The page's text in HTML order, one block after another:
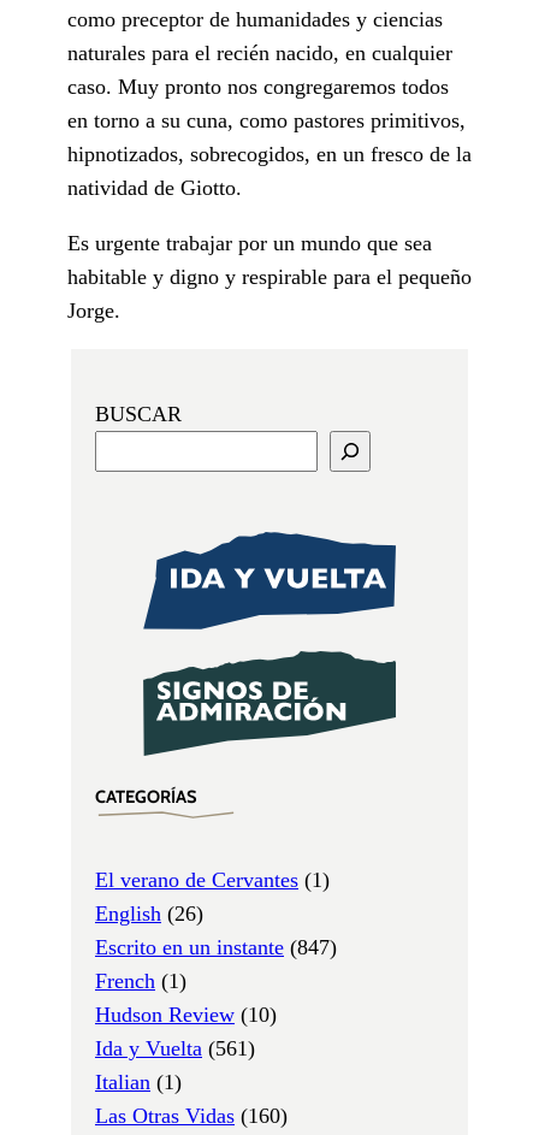
como preceptor de humanidades y ciencias
naturales para el recién nacido, en cualquier
caso. Muy pronto nos congregaremos todos
en torno a su cuna, como pastores primitivos,
hipnotizados, sobrecogidos, en un fresco de la
natividad de Giotto.
Es urgente trabajar por un mundo que sea
habitable y digno y respirable para el pequeño
Jorge.
BUSCAR
CATEGORÍAS
El verano de Cervantes (1)
English (26)
Escrito en un instante (847)
French (1)
Hudson Review (10)
Ida y Vuelta (561)
Italian (1)
Las Otras Vidas (160)